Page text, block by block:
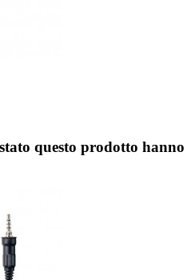
questo prodotto hanno